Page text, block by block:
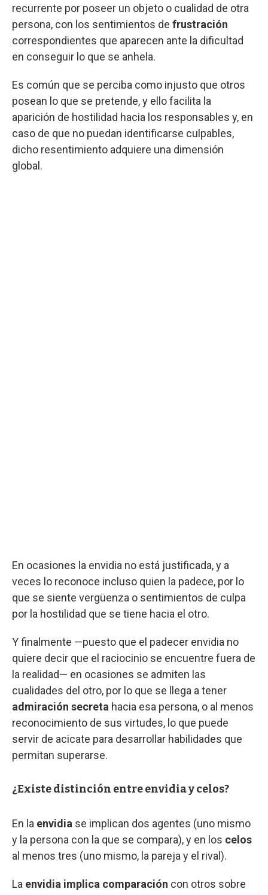
recurrente por poseer un objeto o cualidad de otra
persona, con los sentimientos de frustración
correspondientes que aparecen ante la dificultad
en conseguir lo que se anhela.
Es común que se perciba como injusto que otros
posean lo que se pretende, y ello facilita la
aparición de hostilidad hacia los responsables y, en
caso de que no puedan identificarse culpables,
dicho resentimiento adquiere una dimensión
global.
En ocasiones la envidia no está justificada, y a
veces lo reconoce incluso quien la padece, por lo
que se siente vergüenza o sentimientos de culpa
por la hostilidad que se tiene hacia el otro.
Y finalmente —puesto que el padecer envidia no
quiere decir que el raciocinio se encuentre fuera de
la realidad— en ocasiones se admiten las
cualidades del otro, por lo que se llega a tener
admiración secreta hacia esa persona, o al menos
reconocimiento de sus virtudes, lo que puede
servir de acicate para desarrollar habilidades que
permitan superarse.
¿Existe distinción entre envidia y celos?
En la envidia se implican dos agentes (uno mismo
y la persona con la que se compara), y en los celos
al menos tres (uno mismo, la pareja y el rival).
La envidia implica comparación con otros sobre